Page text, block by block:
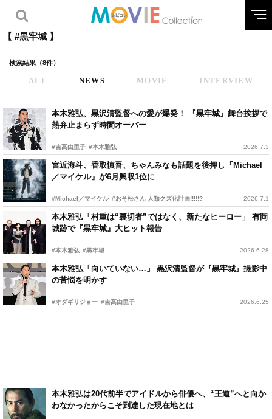
【 #黒牢城 】
検索結果（8件）
ALL NEWS MOVIE INTERVIEW
本木雅弘、黒沢清監督への愛が爆発！ 『黒牢城』舞台挨拶で
熱弁止まらず時間オーバー
#吉高由里子 #本木雅弘 2026.7.3
宮近海斗、香取慎吾、ちゃんみなも話題を後押し『Michael
／マイケル』が6月興収1位に
#Michael／マイケル #おそ松さん 人類クズ化計画!!!!!? 2026.7.1
本木雅弘「村重は“裏切者”ではなく、新たなヒーロー」 有岡
城跡で『黒牢城』大ヒット報告
#本木雅弘 #黒牢城 2026.6.28
本木雅弘「向いていない…」 黒沢清監督が『黒牢城』撮影中
の苦悩を明かす
#オダギリジョー #吉高由里子 2026.6.25
本木雅弘は20代前半でアイドルから俳優へ、“王道”へと向か
わなかったからこそ到達した現在地とは